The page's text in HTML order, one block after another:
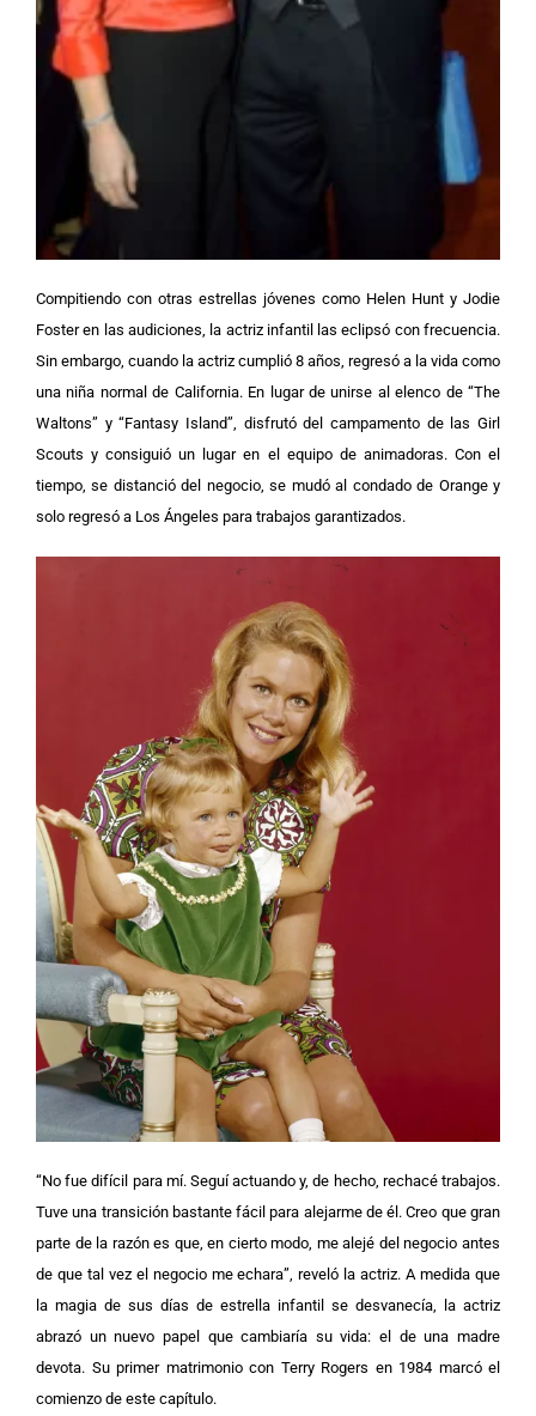
Compitiendo con otras estrellas jóvenes como Helen Hunt y Jodie
Foster en las audiciones, la actriz infantil las eclipsó con frecuencia.
Sin embargo, cuando la actriz cumplió 8 años, regresó a la vida como
una niña normal de California. En lugar de unirse al elenco de “The
Waltons” y “Fantasy Island”, disfrutó del campamento de las Girl
Scouts y consiguió un lugar en el equipo de animadoras. Con el
tiempo, se distanció del negocio, se mudó al condado de Orange y
solo regresó a Los Ángeles para trabajos garantizados.
“No fue difícil para mí. Seguí actuando y, de hecho, rechacé trabajos.
Tuve una transición bastante fácil para alejarme de él. Creo que gran
parte de la razón es que, en cierto modo, me alejé del negocio antes
de que tal vez el negocio me echara”, reveló la actriz.A medida que
la magia de sus días de estrella infantil se desvanecía, la actriz
abrazó un nuevo papel que cambiaría su vida: el de una madre
devota. Su primer matrimonio con Terry Rogers en 1984 marcó el
comienzo de este capítulo.